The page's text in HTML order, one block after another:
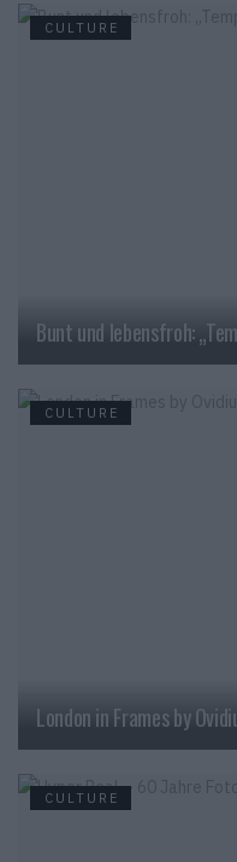
CULTURE
Bunt und lebensfroh:
CULTURE
London in Frames by
CULTURE